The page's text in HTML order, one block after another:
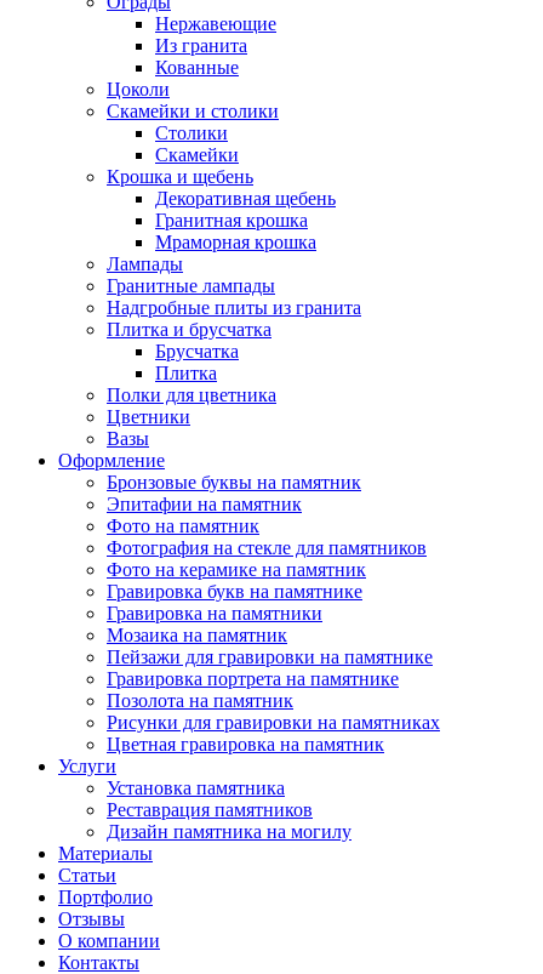
Нержавеющие
Из гранита
Кованные
Цоколи
Скамейки и столики
Столики
Скамейки
Крошка и щебень
Декоративная щебень
Гранитная крошка
Мраморная крошка
Лампады
Гранитные лампады
Надгробные плиты из гранита
Плитка и брусчатка
Брусчатка
Плитка
Полки для цветника
Цветники
Вазы
Оформление
Бронзовые буквы на памятник
Эпитафии на памятник
Фото на памятник
Фотография на стекле для памятников
Фото на керамике на памятник
Гравировка букв на памятнике
Гравировка на памятники
Мозаика на памятник
Пейзажи для гравировки на памятнике
Гравировка портрета на памятнике
Позолота на памятник
Рисунки для гравировки на памятниках
Цветная гравировка на памятник
Услуги
Установка памятника
Реставрация памятников
Дизайн памятника на могилу
Материалы
Статьи
Портфолио
Отзывы
О компании
Контакты